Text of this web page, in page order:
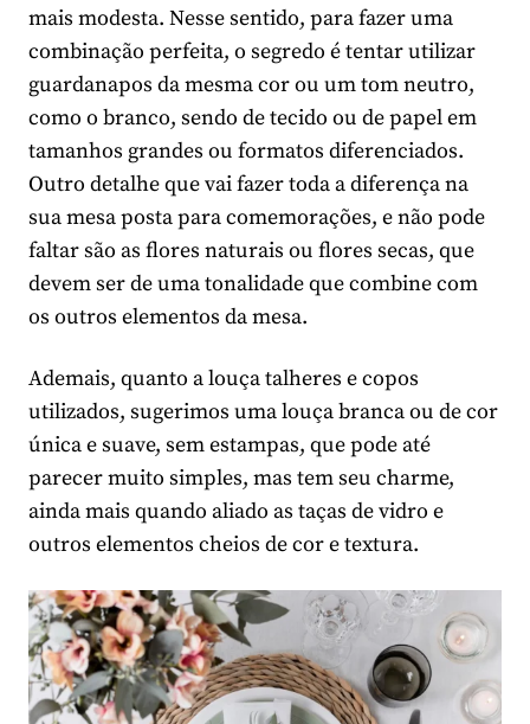
mais modesta. Nesse sentido, para fazer uma
combinação perfeita, o segredo é tentar utilizar
guardanapos da mesma cor ou um tom neutro,
como o branco, sendo de tecido ou de papel em
tamanhos grandes ou formatos diferenciados.
Outro detalhe que vai fazer toda a diferença na
sua mesa posta para comemorações, e não pode
faltar são as flores naturais ou flores secas, que
devem ser de uma tonalidade que combine com
os outros elementos da mesa.
Ademais, quanto a louça talheres e copos
utilizados, sugerimos uma louça branca ou de cor
única e suave, sem estampas, que pode até
parecer muito simples, mas tem seu charme,
ainda mais quando aliado as taças de vidro e
outros elementos cheios de cor e textura.